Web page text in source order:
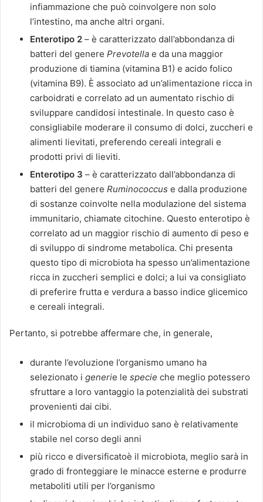
infiammazione che può coinvolgere non solo
l’intestino, ma anche altri organi.
Enterotipo 2 – è caratterizzato dall’abbondanza di
batteri del genere Prevotella e da una maggior
produzione di tiamina (vitamina B1) e acido folico
(vitamina B9). È associato ad un’alimentazione ricca in
carboidrati e correlato ad un aumentato rischio di
sviluppare candidosi intestinale. In questo caso è
consigliabile moderare il consumo di dolci, zuccheri e
alimenti lievitati, preferendo cereali integrali e
prodotti privi di lieviti.
Enterotipo 3 – è caratterizzato dall’abbondanza di
batteri del genere Ruminococcus e dalla produzione
di sostanze coinvolte nella modulazione del sistema
immunitario, chiamate citochine. Questo enterotipo è
correlato ad un maggior rischio di aumento di peso e
di sviluppo di sindrome metabolica. Chi presenta
questo tipo di microbiota ha spesso un’alimentazione
ricca in zuccheri semplici e dolci; a lui va consigliato
di preferire frutta e verdura a basso indice glicemico
e cereali integrali.
Pertanto, si potrebbe affermare che, in generale,
durante l’evoluzione l’organismo umano ha
selezionato i generie le specie che meglio potessero
sfruttare a loro vantaggio la potenzialità dei substrati
provenienti dai cibi.
il microbioma di un individuo sano è relativamente
stabile nel corso degli anni
più ricco e diversificatoè il microbiota, meglio sarà in
grado di fronteggiare le minacce esterne e produrre
metaboliti utili per l’organismo